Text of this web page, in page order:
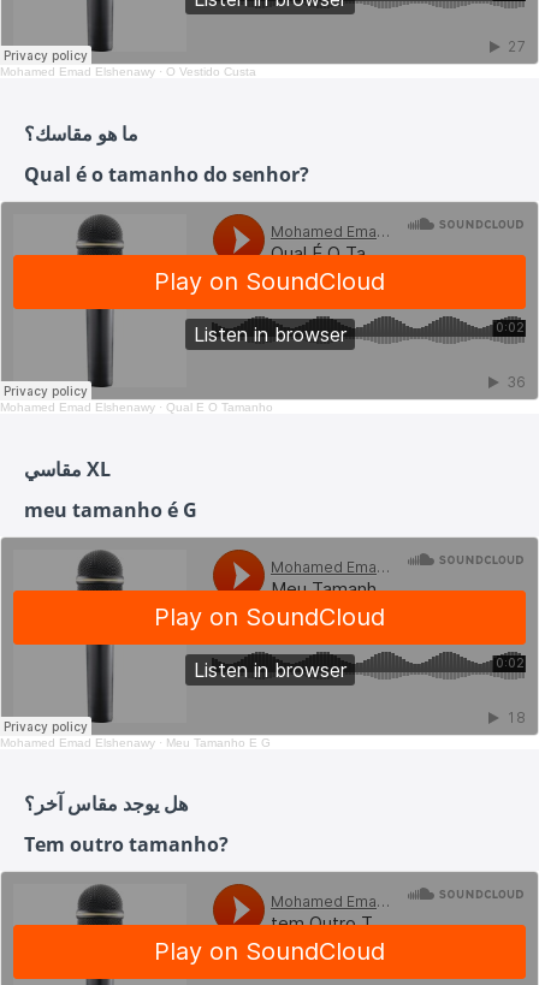
Mohamed Emad Elshenawy · O Vestido Custa
ما هو مقاسك؟
Qual é o tamanho do senhor?
Mohamed Emad Elshenawy · Qual É O Tamanho
مقاسي XL
meu tamanho é G
Mohamed Emad Elshenawy · Meu Tamanho É G
هل يوجد مقاس آخر؟
Tem outro tamanho?